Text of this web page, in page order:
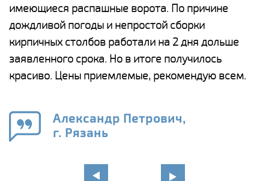
имеющиеся распашные ворота. По причине
дождливой погоды и непростой сборки
кирпичных столбов работали на 2 дня дольше
заявленного срока. Но в итоге получилось
красиво. Цены приемлемые, рекомендую всем.
Александр Петрович,
г. Рязань